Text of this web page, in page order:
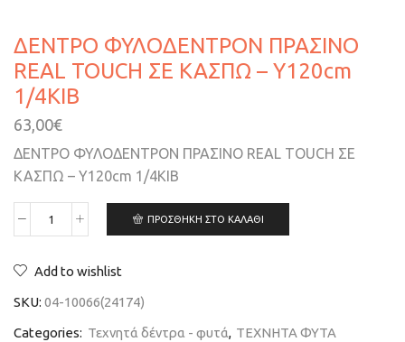
ΔΕΝΤΡΟ ΦΥΛΟΔΕΝΤΡΟΝ ΠΡΑΣΙΝΟ
REAL TOUCH ΣΕ ΚΑΣΠΩ – Υ120cm
1/4ΚΙΒ
63,00€
ΔΕΝΤΡΟ ΦΥΛΟΔΕΝΤΡΟΝ ΠΡΑΣΙΝΟ REAL TOUCH ΣΕ
ΚΑΣΠΩ – Υ120cm 1/4ΚΙΒ
ΠΡΟΣΘΉΚΗ ΣΤΟ ΚΑΛΆΘΙ
Add to wishlist
SKU: 04-10066(24174)
Categories: Τεχνητά δέντρα - φυτά, ΤΕΧΝΗΤΑ ΦΥΤΑ